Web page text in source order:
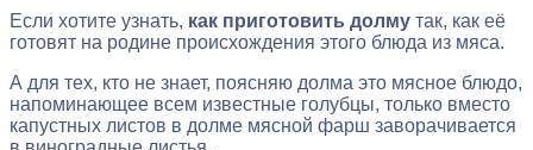
Если хотите узнать, как приготовить долму так, как её
готовят на родине происхождения этого блюда из мяса.
А для тех, кто не знает, поясняю долма это мясное блюдо,
напоминающее всем известные голубцы, только вместо
капустных листов в долме мясной фарш заворачивается